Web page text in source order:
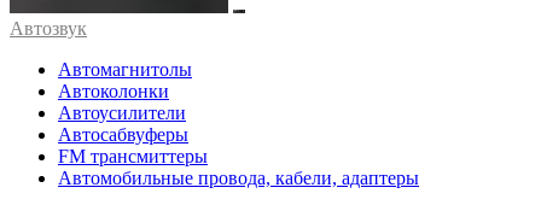
Автозвук
Автомагнитолы
Автоколонки
Автоусилители
Автосабвуферы
FM трансмиттеры
Автомобильные провода, кабели, адаптеры